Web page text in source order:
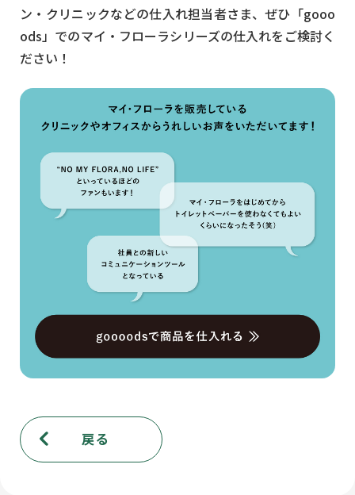
ン・クリニックなどの仕入れ担当者さま、ぜひ「gooo
ods」でのマイ・フローラシリーズの仕入れをご検討く
ださい！
戻る